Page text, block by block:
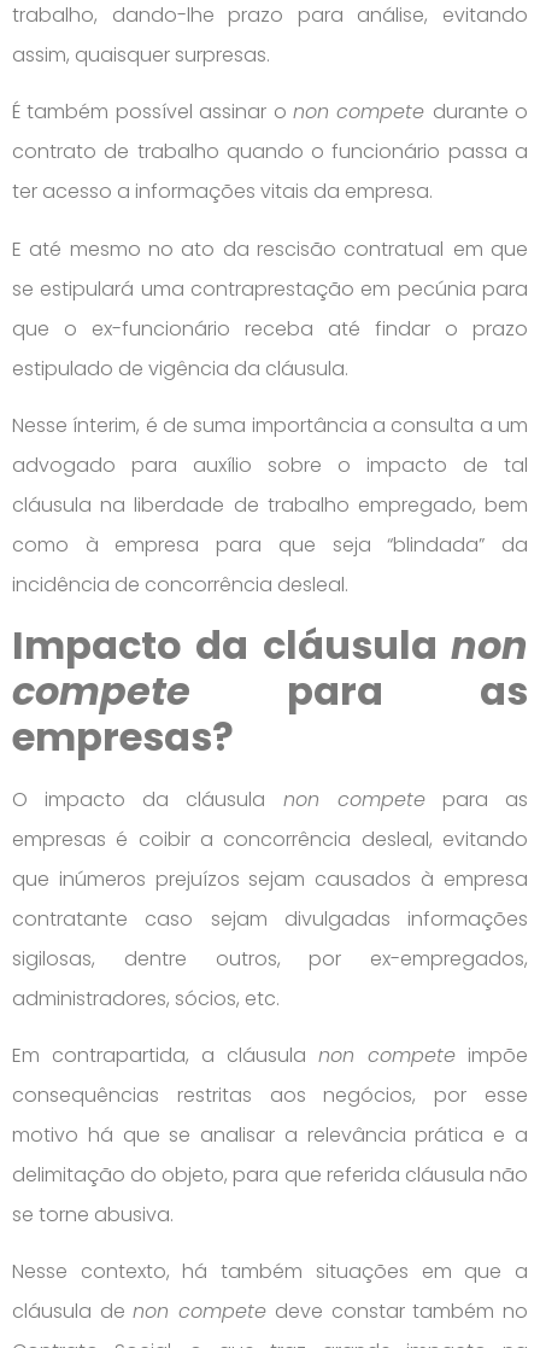
trabalho, dando-lhe prazo para análise, evitando
assim, quaisquer surpresas.
É também possível assinar o non compete durante o
contrato de trabalho quando o funcionário passa a
ter acesso a informações vitais da empresa.
E até mesmo no ato da rescisão contratual em que
se estipulará uma contraprestação em pecúnia para
que o ex-funcionário receba até findar o prazo
estipulado de vigência da cláusula.
Nesse ínterim, é de suma importância a consulta a um
advogado para auxílio sobre o impacto de tal
cláusula na liberdade de trabalho empregado, bem
como à empresa para que seja “blindada” da
incidência de concorrência desleal.
Impacto da cláusula non
compete para as
empresas?
O impacto da cláusula non competepara as
empresas é coibir a concorrência desleal, evitando
que inúmeros prejuízos sejam causados à empresa
contratante caso sejam divulgadas informações
sigilosas, dentre outros, por ex-empregados,
administradores, sócios, etc.
Em contrapartida, a cláusula non compete impõe
consequências restritas aos negócios, por esse
motivo há que se analisar a relevância prática e a
delimitação do objeto, para que referida cláusula não
se torne abusiva.
Nesse contexto, há também situações em que a
cláusula denon compete deve constar também no